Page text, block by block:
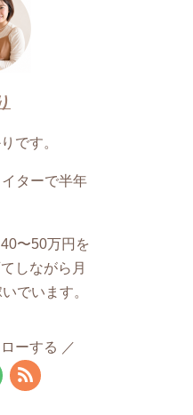
です。
ターで半年
〜50万円を
しながら月
でいます。
ーする